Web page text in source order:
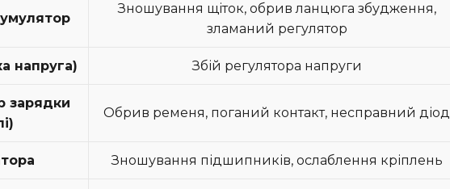
Зношування щіток, обрив ланцюга збудження,
зламаний регулятор
напруга) Збій регулятора напруги
зарядки
Обрив ременя, поганий контакт, несправний діод
Зношування підшипників, ослаблення кріплень